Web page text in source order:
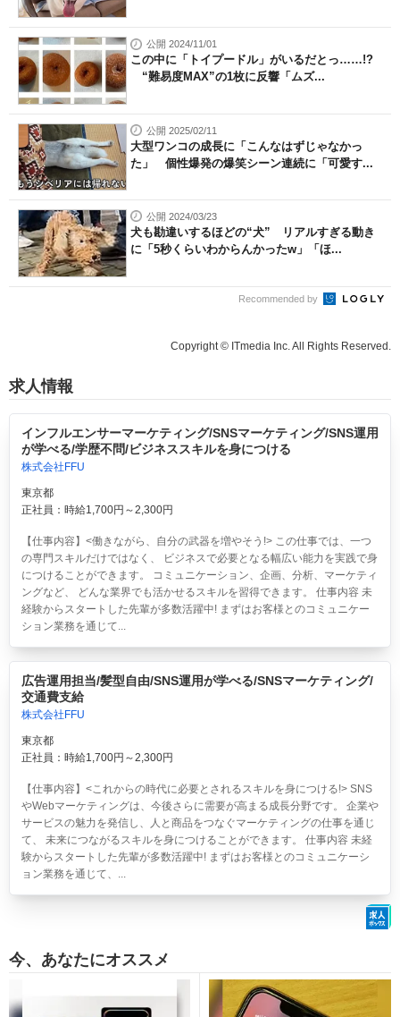
公開 2024/11/01
この中に「トイプードル」がいるだとっ……!?
“難易度MAX”の1枚に反響「ムズ...
公開 2025/02/11
大型ワンコの成長に「こんなはずじゃなかっ
た」 個性爆発の爆笑シーン連続に「可愛す...
公開 2024/03/23
犬も勘違いするほどの“犬” リアルすぎる動き
に「5秒くらいわからんかったw」「ほ...
Recommended by
Copyright © ITmedia Inc. All Rights Reserved.
求人情報
インフルエンサーマーケティング/SNSマーケティング/SNS運用
が学べる/学歴不問/ビジネススキルを身につける
株式会社FFU
東京都
正社員：時給1,700円～2,300円
【仕事内容】<働きながら、自分の武器を増やそう!> この仕事では、一つ
の専門スキルだけではなく、 ビジネスで必要となる幅広い能力を実践で身
につけることができます。 コミュニケーション、企画、分析、マーケティ
ングなど、 どんな業界でも活かせるスキルを習得できます。 仕事内容 未
経験からスタートした先輩が多数活躍中! まずはお客様とのコミュニケー
ション業務を通じて...
広告運用担当/髪型自由/SNS運用が学べる/SNSマーケティング/
交通費支給
株式会社FFU
東京都
正社員：時給1,700円～2,300円
【仕事内容】<これからの時代に必要とされるスキルを身につける!> SNS
やWebマーケティングは、今後さらに需要が高まる成長分野です。 企業や
サービスの魅力を発信し、人と商品をつなぐマーケティングの仕事を通じ
て、 未来につながるスキルを身につけることができます。 仕事内容 未経
験からスタートした先輩が多数活躍中! まずはお客様とのコミュニケーシ
ョン業務を通じて、...
今、あなたにオススメ